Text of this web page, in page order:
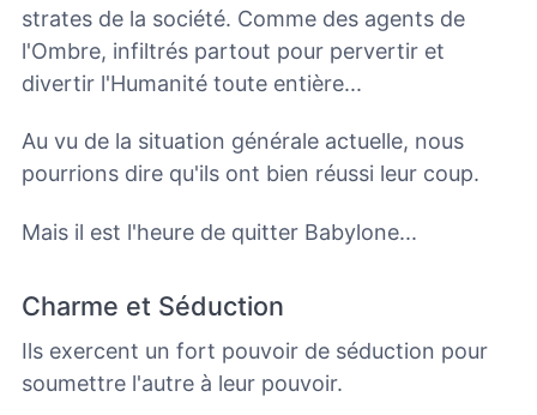
strates de la société. Comme des agents de
l'Ombre, infiltrés partout pour pervertir et
divertir l'Humanité toute entière...
Au vu de la situation générale actuelle, nous
pourrions dire qu'ils ont bien réussi leur coup.
Mais il est l'heure de quitter Babylone...
Charme et Séduction
Ils exercent un fort pouvoir de séduction pour
soumettre l'autre à leur pouvoir.